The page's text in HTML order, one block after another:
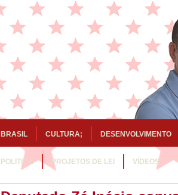
BRASIL CULTURA; DESENVOLVIMENTO
POLITICA PROJETOS DE LEI VÍDEOS